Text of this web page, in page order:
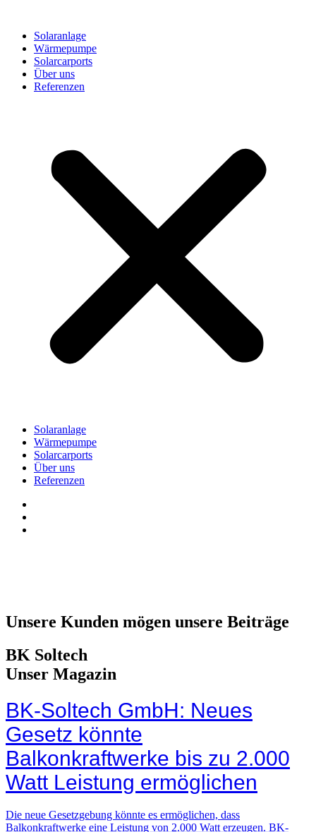
Solaranlage
Wärmepumpe
Solarcarports
Über uns
Referenzen
Solaranlage
Wärmepumpe
Solarcarports
Über uns
Referenzen
Unsere Kunden mögen unsere Beiträge
BK Soltech
Unser Magazin
BK-Soltech GmbH: Neues
Gesetz könnte
Balkonkraftwerke bis zu 2.000
Watt Leistung ermöglichen
Die neue Gesetzgebung könnte es ermöglichen, dass
Balkonkraftwerke eine Leistung von 2.000 Watt erzeugen. BK-